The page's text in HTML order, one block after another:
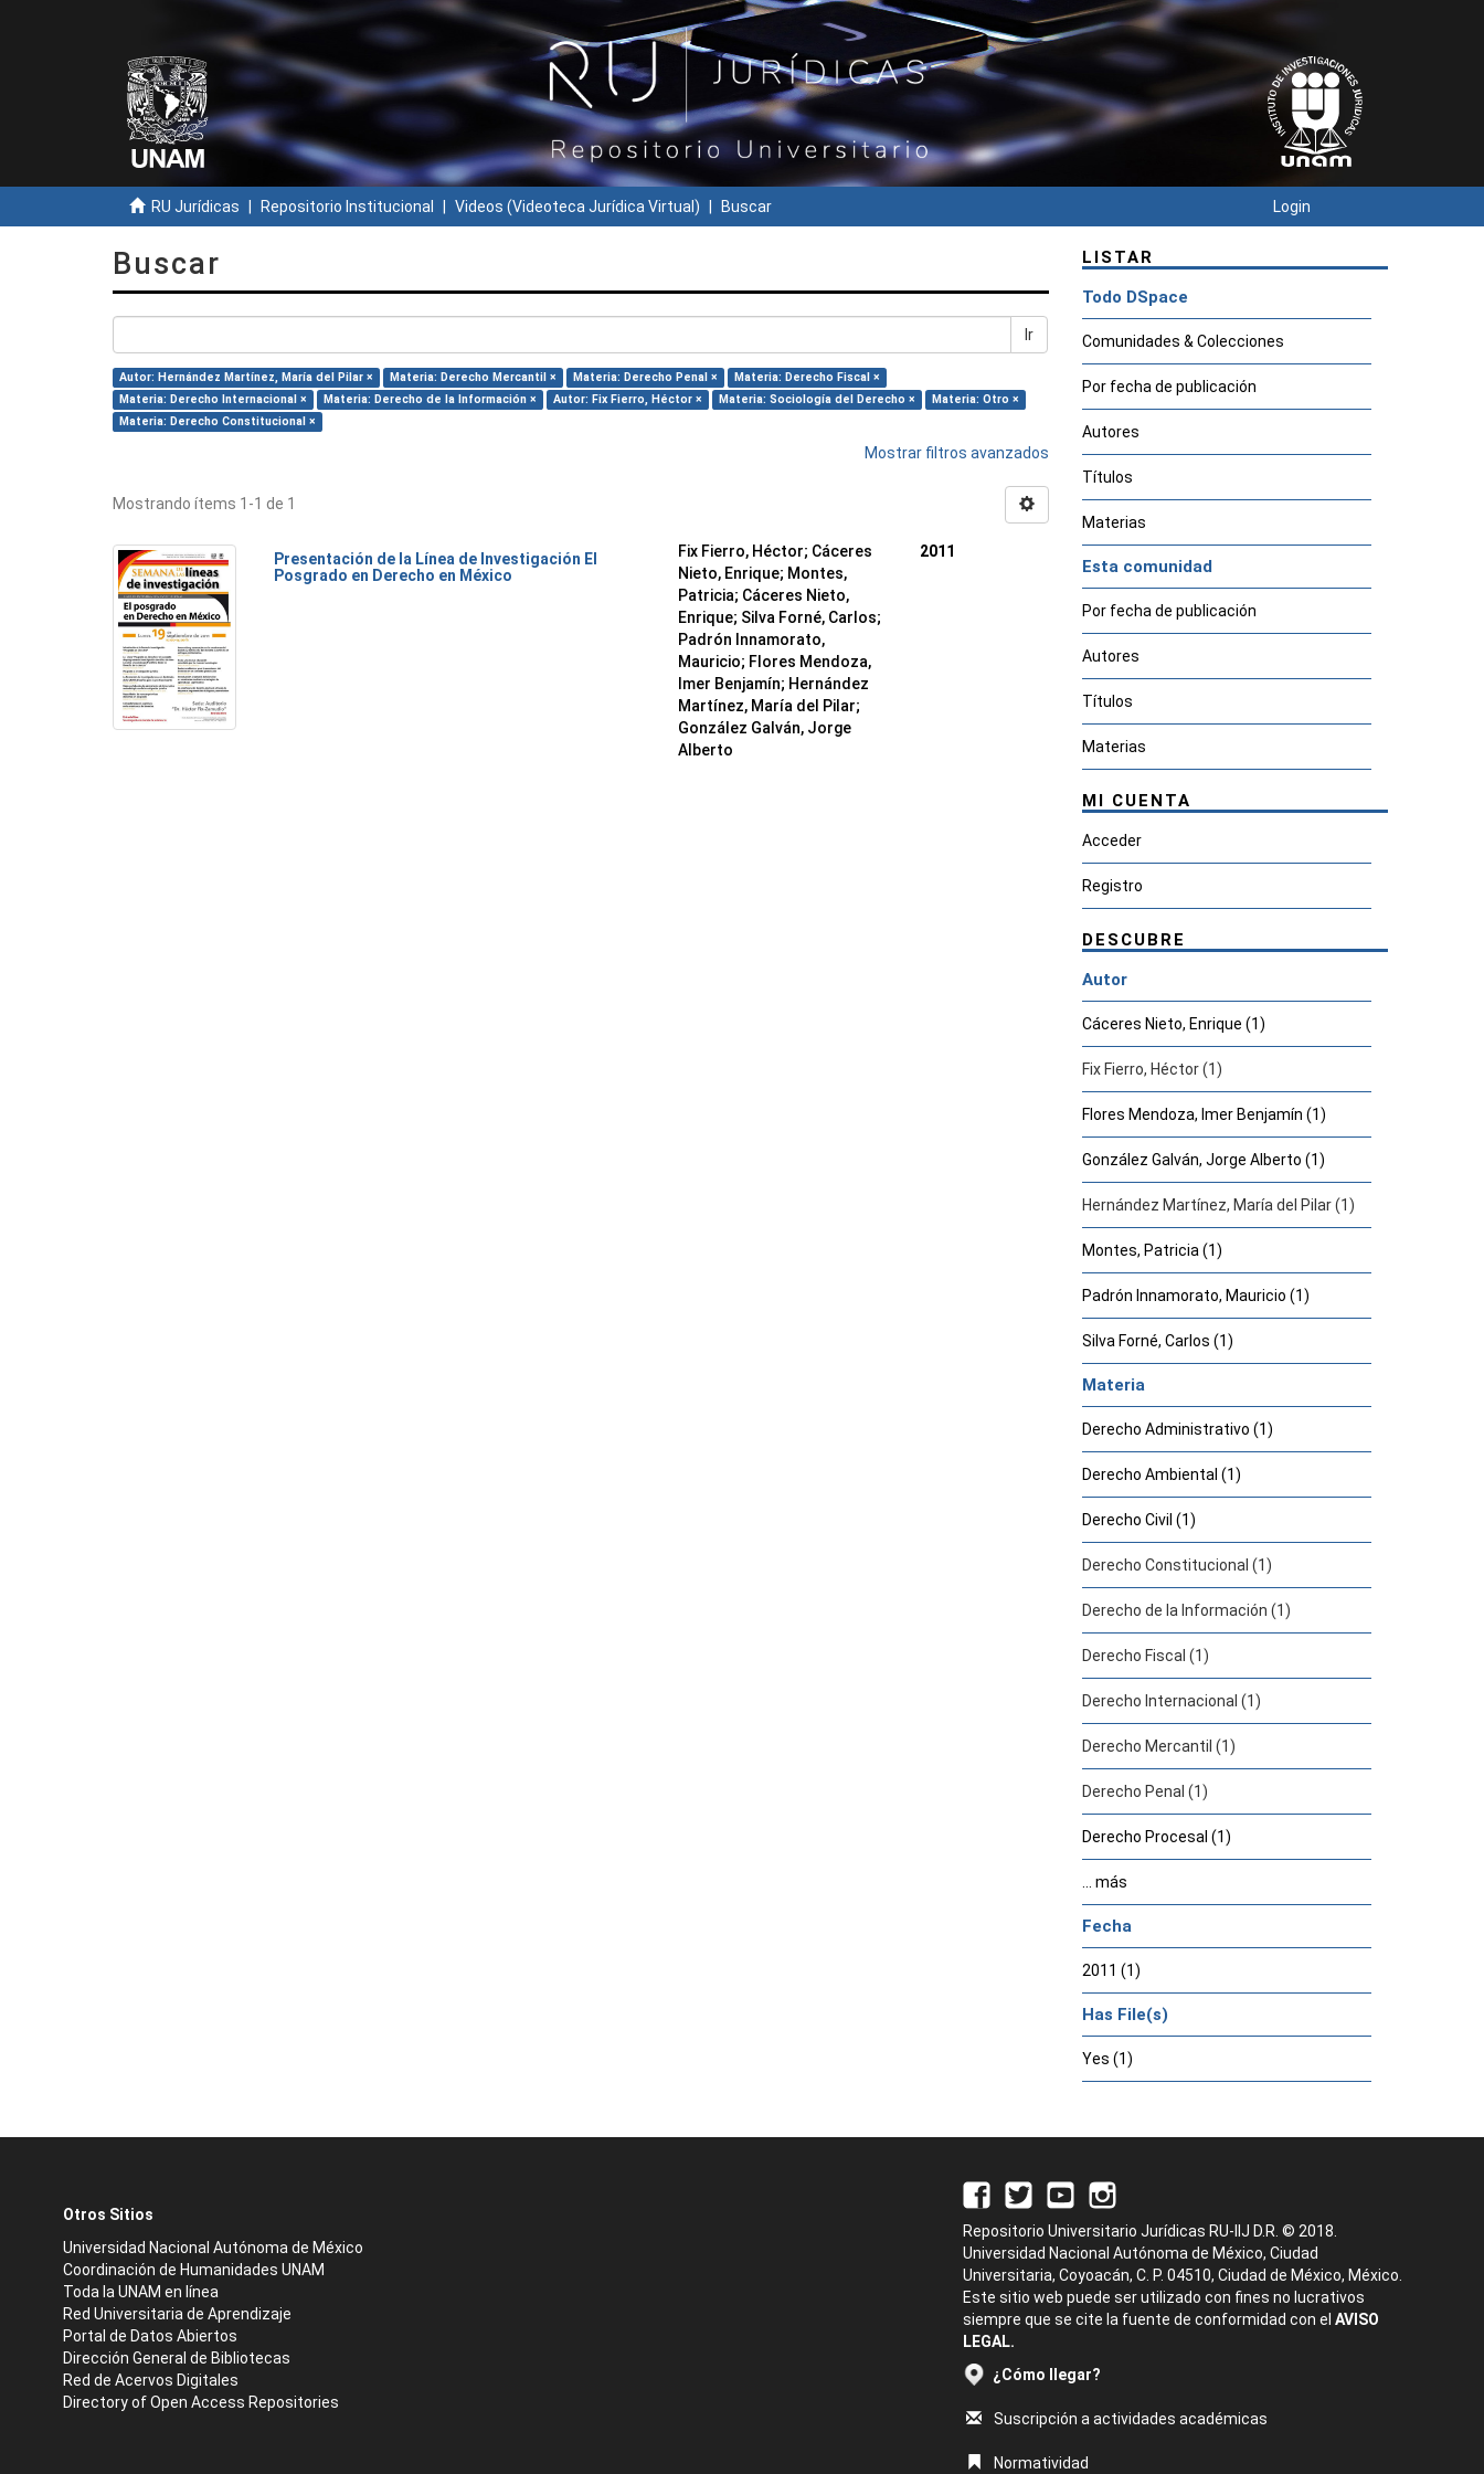
RU Jurídicas Repositorio Institucional Videos (Videoteca Jurídica Virtual) Buscar Login
Buscar
Ir
Autor: Hernández Martínez, María del Pilar × Materia: Derecho Mercantil × Materia: Derecho Penal ×
Materia: Derecho Fiscal ×
Materia: Derecho Internacional ×
Materia: Derecho de la Información × Autor: Fix Fierro, Héctor × Materia: Sociología del Derecho ×
Materia: Otro ×
Materia: Derecho Constitucional ×
Mostrar filtros avanzados
Mostrando ítems 1-1 de 1
Presentación de la Línea de Investigación El
Posgrado en Derecho en México
Fix Fierro, Héctor; Cáceres
Nieto, Enrique; Montes,
Patricia; Cáceres Nieto,
Enrique; Silva Forné, Carlos;
Padrón Innamorato,
Mauricio; Flores Mendoza,
Imer Benjamín; Hernández
Martínez, María del Pilar;
González Galván, Jorge
Alberto
2011
LISTAR
Todo DSpace
Comunidades & Colecciones
Por fecha de publicación
Autores
Títulos
Materias
Esta comunidad
Por fecha de publicación
Autores
Títulos
Materias
MI CUENTA
Acceder
Registro
DESCUBRE
Autor
Cáceres Nieto, Enrique (1)
Fix Fierro, Héctor (1)
Flores Mendoza, Imer Benjamín (1)
González Galván, Jorge Alberto (1)
Hernández Martínez, María del Pilar (1)
Montes, Patricia (1)
Padrón Innamorato, Mauricio (1)
Silva Forné, Carlos (1)
Materia
Derecho Administrativo (1)
Derecho Ambiental (1)
Derecho Civil (1)
Derecho Constitucional (1)
Derecho de la Información (1)
Derecho Fiscal (1)
Derecho Internacional (1)
Derecho Mercantil (1)
Derecho Penal (1)
Derecho Procesal (1)
... más
Fecha
2011 (1)
Has File(s)
Yes (1)
Otros Sitios
Universidad Nacional Autónoma de México
Coordinación de Humanidades UNAM
Toda la UNAM en línea
Red Universitaria de Aprendizaje
Portal de Datos Abiertos
Dirección General de Bibliotecas
Red de Acervos Digitales
Directory of Open Access Repositories
Repositorio Universitario Jurídicas RU-IIJ D.R. © 2018.
Universidad Nacional Autónoma de México, Ciudad
Universitaria, Coyoacán, C. P. 04510, Ciudad de México, México.
Este sitio web puede ser utilizado con fines no lucrativos
siempre que se cite la fuente de conformidad con el AVISO
LEGAL.
¿Cómo llegar?
Suscripción a actividades académicas
Normatividad